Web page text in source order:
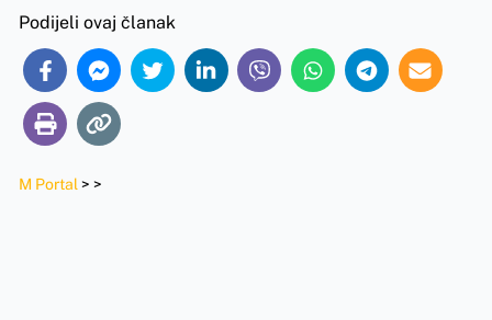
Podijeli ovaj članak
M Portal > >